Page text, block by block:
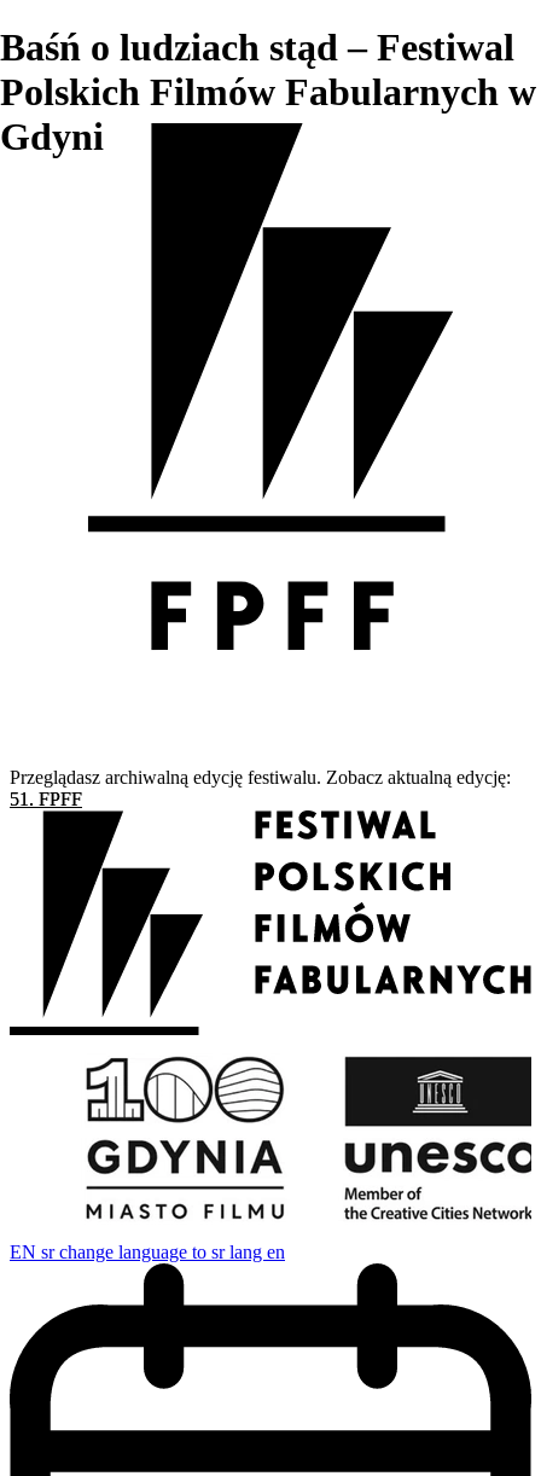
Baśń o ludziach stąd – Festiwal
Polskich Filmów Fabularnych w
Gdyni
Przeglądasz archiwalną edycję festiwalu. Zobacz aktualną edycję:
51. FPFF
EN sr change language to sr lang en